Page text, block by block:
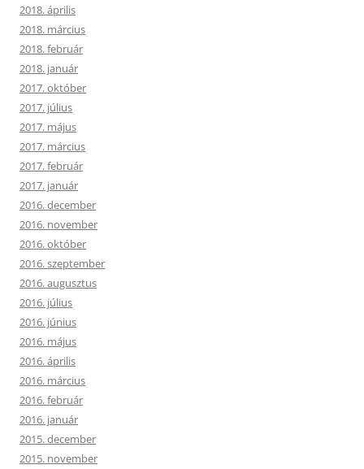
2018. április
2018. március
2018. február
2018. január
2017. október
2017. július
2017. május
2017. március
2017. február
2017. január
2016. december
2016. november
2016. október
2016. szeptember
2016. augusztus
2016. július
2016. június
2016. május
2016. április
2016. március
2016. február
2016. január
2015. december
2015. november